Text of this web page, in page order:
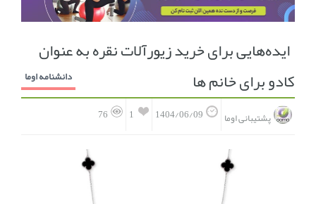
دانشنامه سلامت بانوان پرسش و پاسخ
انجمن متخصصین زنان و اوما انتخاب نام کودک
فهرست مواد غذایی اپلیکیشن بارداری و کودک اوما
ایده‌هایی برای خرید زیورآلات نقره به عنوان
کادو برای خانم ها
دانشنامه اوما
76 1 1404/06/09 پشتیبانی اوما